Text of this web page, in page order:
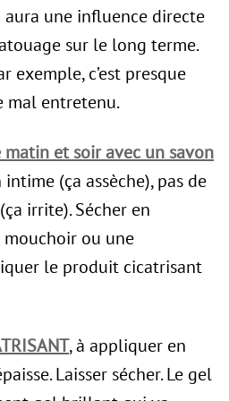
une influence directe
sur le long terme.
exemple, c’est presque
mal entretenu.
et soir avec un savon
intime (ça assèche), pas de
irrite). Sécher en
ou une
le produit cicatrisant
, à appliquer en
Laisser sécher. Le gel